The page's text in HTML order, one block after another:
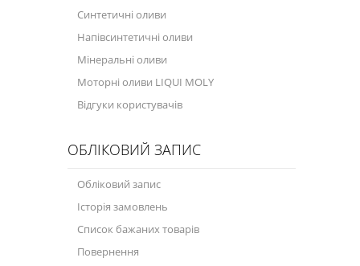
Синтетичні оливи
Напівсинтетичні оливи
Мінеральні оливи
Моторні оливи LIQUI MOLY
Відгуки користувачів
ОБЛІКОВИЙ ЗАПИС
Обліковий запис
Історія замовлень
Список бажаних товарів
Повернення